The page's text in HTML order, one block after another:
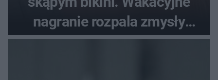
nagranie rozpala zmysły
fanów